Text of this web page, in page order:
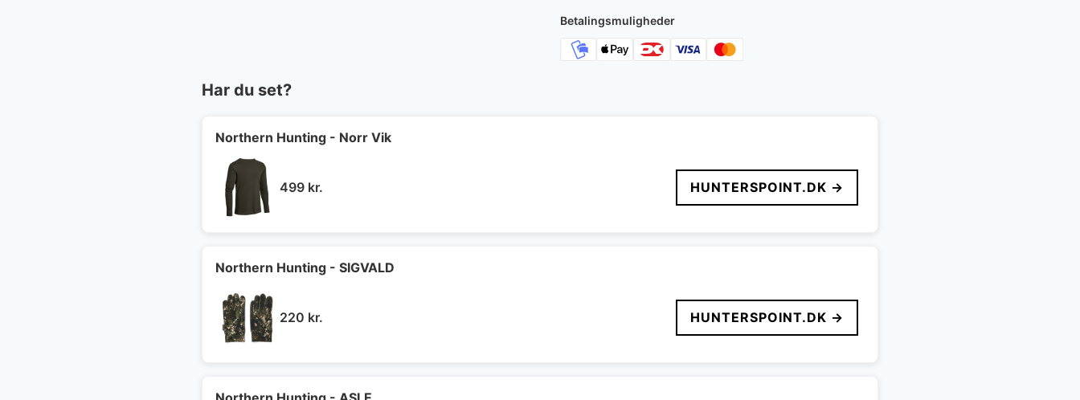
Betalingsmuligheder
Har du set?
Northern Hunting - Norr Vik
499 kr. HUNTERSPOINT.DK →
Northern Hunting - SIGVALD
220 kr. HUNTERSPOINT.DK →